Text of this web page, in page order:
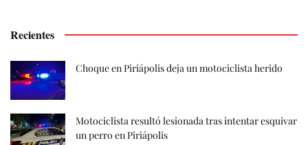
Recientes
Choque en Piriápolis deja un motociclista herido
Motociclista resultó lesionada tras intentar esquivar
un perro en Piriápolis